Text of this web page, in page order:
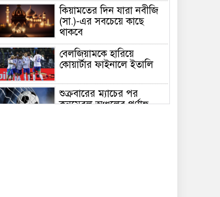
কিয়ামতের দিন যারা নবীজি
(সা.)-এর সবচেয়ে কাছে
থাকবে
বেলজিয়ামকে হারিয়ে
কোয়ার্টার ফাইনালে ইতালি
শুক্রবারের ম্যাচের পর
কনমেবল অঞ্চলের পূর্ণাঙ্গ